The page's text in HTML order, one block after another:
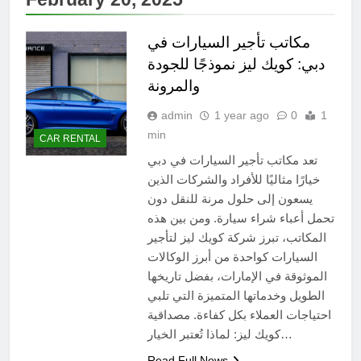
CAR RENTAL
مكاتب تأجير السيارات في
دبي: كويك ليز نموذجًا للجودة
والمرونة
admin 1 year ago 0
1
min
تعد مكاتب تأجير السيارات في دبي
خيارًا مثاليًا للأفراد والشركات الذين
يسعون إلى حلول مرنة للنقل دون
تحمل أعباء شراء سيارة. ومن بين هذه
المكاتب، تبرز شركة كويك ليز لتأجير
السيارات كواحدة من أبرز الوكالات
الموثوقة في الإمارات، بفضل تاريخها
الطويل وخدماتها المتميزة التي تلبي
احتياجات العملاء بكل كفاءة. مصداقية
كويك ليز: لماذا تُعتبر الخيار…